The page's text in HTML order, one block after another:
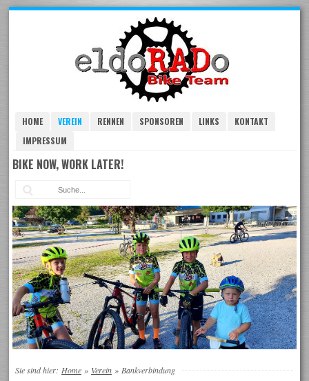
HOME VEREIN RENNEN SPONSOREN LINKS
KONTAKT
IMPRESSUM
BIKE NOW, WORK LATER!
Sie sind hier: Home » Verein » Bankverbindung